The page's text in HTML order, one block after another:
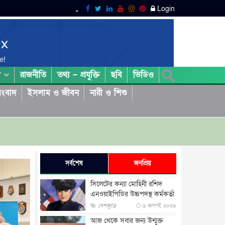
Login
রাজনীতি তথ্য – প্রযুক্তি ছবি
ভিডিও
ইসলাম ও জীবন
নারী ও শিশু
সর্বশেষ জনপ্রিয়
সিলেটের কন্যা মোহিনী রশিদ
এনওয়াইপিডির উচ্চপদস্থ কর্মকর্তা
দেশজুড়ে ৬ আগস্ট, ২০২৬
আজ থেকে সবার জন্য উন্মুক্ত